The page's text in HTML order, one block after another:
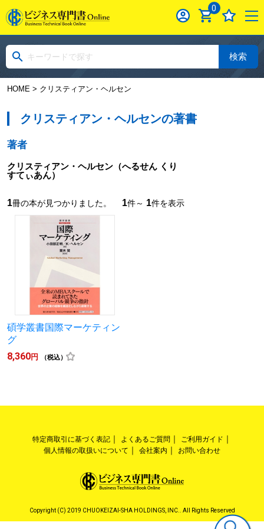
0
検索
HOME> クリスティアン・ヘルセン
クリスティアン・ヘルセンの著書
著者
クリスティアン・ヘルセン（へるせん くり
すてぃあん）
1冊の本が見つかりました。 1件～ 1件を表示
碩学叢書国際マーケティン
グ
8,360円 （税込）
特定商取引に基づく表記 よくあるご質問
ご利用ガイド
個人情報の取扱いについて
会社案内 お問い合わせ
Copyright (C) 2019 CHUOKEIZAI-SHA HOLDINGS, INC.. All Rights Reserved